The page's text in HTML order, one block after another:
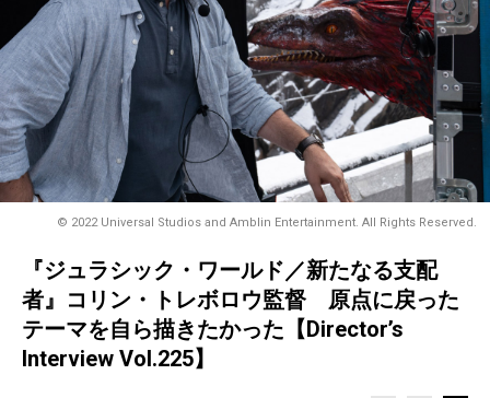
© 2022 Universal Studios and Amblin Entertainment. All Rights Reserved.
『ジュラシック・ワールド／新たなる支配
者』コリン・トレボロウ監督 原点に戻った
テーマを自ら描きたかった【Director’s
Interview Vol.225】